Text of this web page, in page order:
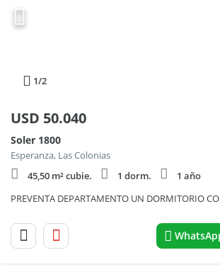
1/2
USD 50.040
Soler 1800
Esperanza, Las Colonias
45,50 m² cubie.
1 dorm.
1 año
PREVENTA DEPARTAMENTO UN DORMITORIO